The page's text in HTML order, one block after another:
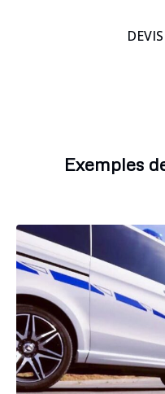
Exemples